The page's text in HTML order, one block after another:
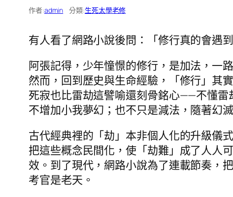
作者:admin 分類:生死太學老修
有人看了網路小說後問：「修行真的會遇到
阿張記得，少年憧憬的修行，是加法，一
然而，回到歷史與生命經驗，「修行」其
死寂也比雷劫這譬喻還刻骨銘心——不懂雷
不增加小我夢幻；也不只是減法，隨著幻
古代經典裡的「劫」本非個人化的升級儀
把這些概念民間化，使「劫難」成了人人
效。到了現代，網路小說為了連載節奏，
考官是老天。